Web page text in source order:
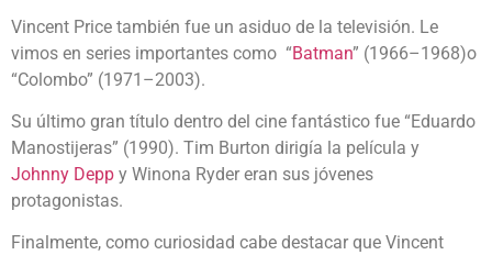
Vincent Price también fue un asiduo de la televisión. Le
vimos en series importantes como “Batman” (1966–1968)o
“Colombo” (1971–2003).
Su último gran título dentro del cine fantástico fue “Eduardo
Manostijeras” (1990). Tim Burton dirigía la película y
Johnny Depp y Winona Ryder eran sus jóvenes
protagonistas.
Finalmente, como curiosidad cabe destacar que Vincent